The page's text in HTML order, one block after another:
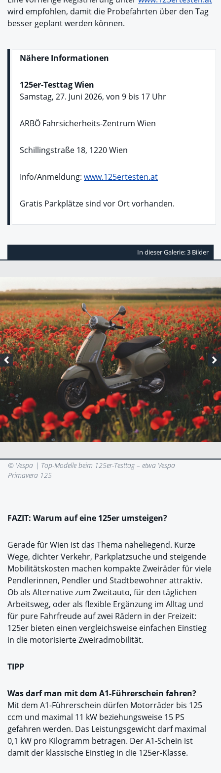
wird empfohlen, damit die Probefahrten über den Tag
besser geplant werden können.
Nähere Informationen
125er-Testtag Wien
Samstag, 27. Juni 2026, von 9 bis 17 Uhr
ARBÖ Fahrsicherheits-Zentrum Wien
Schillingstraße 18, 1220 Wien
Info/Anmeldung: www.125ertesten.at
Gratis Parkplätze sind vor Ort vorhanden.
In dieser Galerie: 3 Bilder
© Vespa | Top-Modelle beim 125er-Testtag – etwa Vespa
Primavera 125
FAZIT: Warum auf eine 125er umsteigen?
Gerade für Wien ist das Thema naheliegend. Kurze
Wege, dichter Verkehr, Parkplatzsuche und steigende
Mobilitätskosten machen kompakte Zweiräder für viele
Pendlerinnen, Pendler und Stadtbewohner attraktiv.
Ob als Alternative zum Zweitauto, für den täglichen
Arbeitsweg, oder als flexible Ergänzung im Alltag und
für pure Fahrfreude auf zwei Rädern in der Freizeit:
125er bieten einen vergleichsweise einfachen Einstieg
in die motorisierte Zweiradmobilität.
TIPP
Was darf man mit dem A1-Führerschein fahren?
Mit dem A1-Führerschein dürfen Motorräder bis 125
ccm und maximal 11 kW beziehungsweise 15 PS
gefahren werden. Das Leistungsgewicht darf maximal
0,1 kW pro Kilogramm betragen. Der A1-Schein ist
damit der klassische Einstieg in die 125er-Klasse.